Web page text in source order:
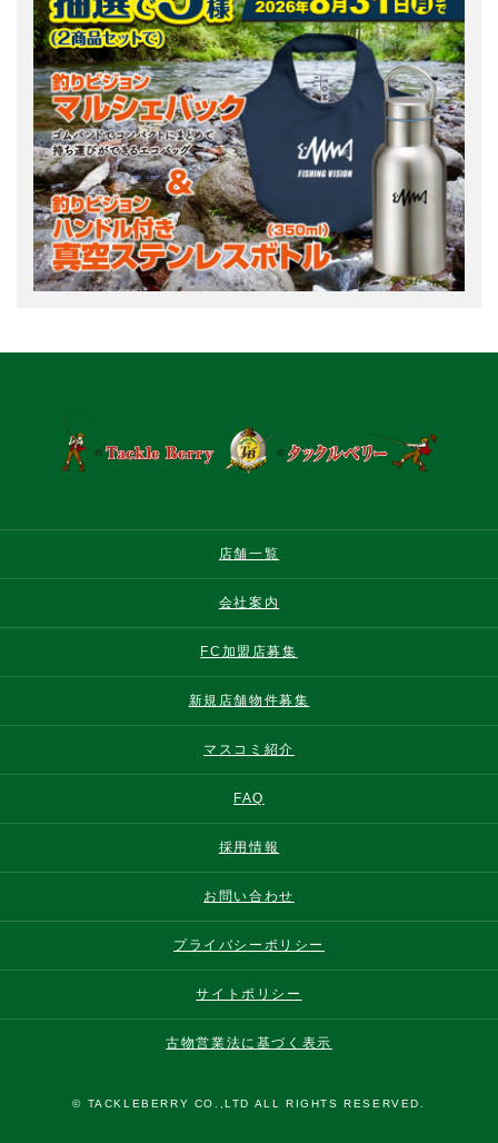
店舗一覧
会社案内
FC加盟店募集
新規店舗物件募集
マスコミ紹介
FAQ
採用情報
お問い合わせ
プライバシーポリシー
サイトポリシー
古物営業法に基づく表示
© TACKLEBERRY CO.,LTD ALL RIGHTS RESERVED.